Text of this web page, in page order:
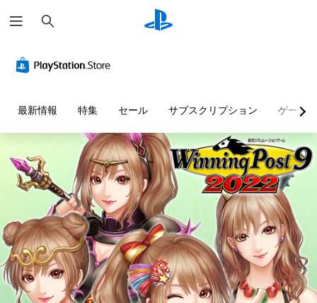
索
最新情報 特集 セール サブスクリプション ゲーム